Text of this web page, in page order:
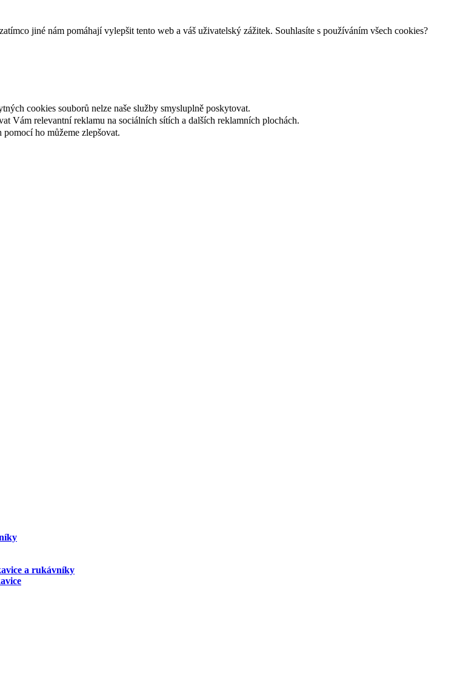
jiné nám pomáhají vylepšit tento web a váš uživatelský zážitek. Souhlasíte s používáním všech cookies?
cookies souborů nelze naše služby smysluplně poskytovat.
Vám relevantní reklamu na sociálních sítích a dalších reklamních plochách.
ho můžeme zlepšovat.
a rukávníky